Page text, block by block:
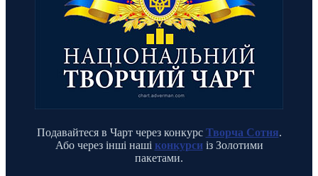
Подавайтеся в Чарт через конкурс Творча Сотня.
Або через інші наші конкурсиіз Золотими
пакетами.